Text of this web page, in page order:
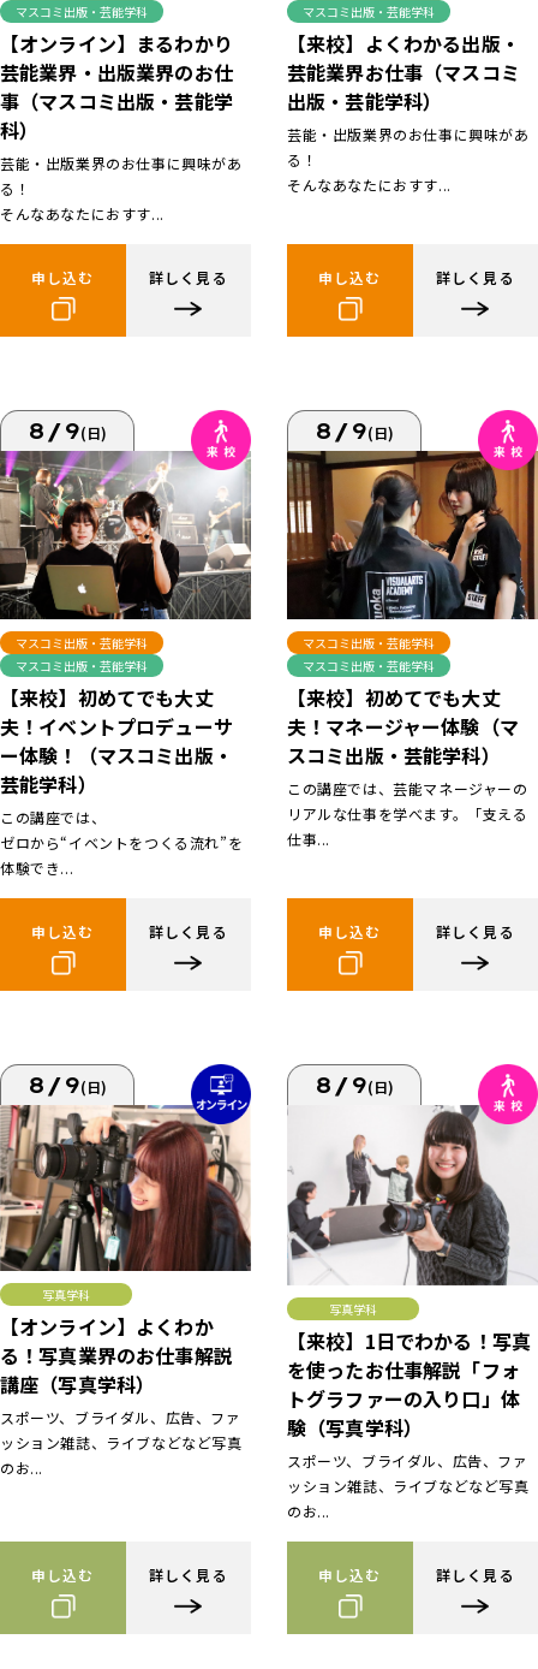
マスコミ出版・芸能学科
【オンライン】まるわかり
芸能業界・出版業界のお仕
事（マスコミ出版・芸能学
科）
芸能・出版業界のお仕事に興味があ
る！
そんなあなたにおすす...
申し込む 詳しく見る
マスコミ出版・芸能学科
【来校】よくわかる出版・
芸能業界お仕事（マスコミ
出版・芸能学科）
芸能・出版業界のお仕事に興味があ
る！
そんなあなたにおすす...
申し込む 詳しく見る
8/9(日)
マスコミ出版・芸能学科
マスコミ出版・芸能学科
【来校】初めてでも大丈
夫！イベントプロデューサ
ー体験！（マスコミ出版・
芸能学科）
この講座では、
ゼロから“イベントをつくる流れ”を
体験でき...
申し込む 詳しく見る
8/9(日)
マスコミ出版・芸能学科
マスコミ出版・芸能学科
【来校】初めてでも大丈
夫！マネージャー体験（マ
スコミ出版・芸能学科）
この講座では、芸能マネージャーの
リアルな仕事を学べます。「支える
仕事...
申し込む 詳しく見る
8/9(日)
写真学科
【オンライン】よくわか
る！写真業界のお仕事解説
講座（写真学科）
スポーツ、ブライダル、広告、ファ
ッション雑誌、ライブなどなど写真
のお...
申し込む 詳しく見る
8/9(日)
写真学科
【来校】1日でわかる！写真
を使ったお仕事解説「フォ
トグラファーの入り口」体
験（写真学科）
スポーツ、ブライダル、広告、ファ
ッション雑誌、ライブなどなど写真
のお...
申し込む 詳しく見る